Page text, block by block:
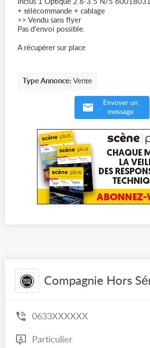
Inclus 1 Optique 2.6·3.5 N/5
+ télécommande + cablage
>> Vendu sans flyer
Pas d'envoi possible.
A récupérer sur place
Type Annonce: Vente
Envoyer un
message
Compagnie Hors
0633XXXXXX
Particulier